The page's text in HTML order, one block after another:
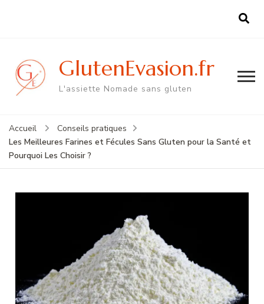
GlutenEvasion.fr
L'assiette Nomade sans gluten
Accueil
Conseils pratiques
Les Meilleures Farines et Fécules Sans Gluten pour la Santé et
Pourquoi Les Choisir ?